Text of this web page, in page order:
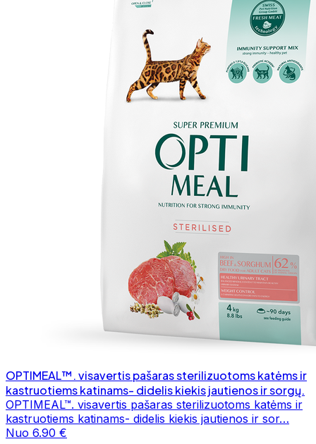
OPTIMEAL™. visavertis pašaras sterilizuotoms katėms ir
kastruotiems katinams- didelis kiekis jautienos ir sorgų.
OPTIMEAL™. visavertis pašaras sterilizuotoms katėms ir
kastruotiems katinams- didelis kiekis jautienos ir sor…
Nuo 6.90 €